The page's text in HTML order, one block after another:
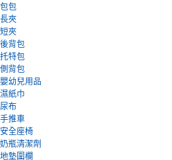
包包
長夾
短夾
後背包
托特包
側背包
嬰幼兒用品
濕紙巾
尿布
手推車
安全座椅
奶瓶清潔劑
地墊圍欄